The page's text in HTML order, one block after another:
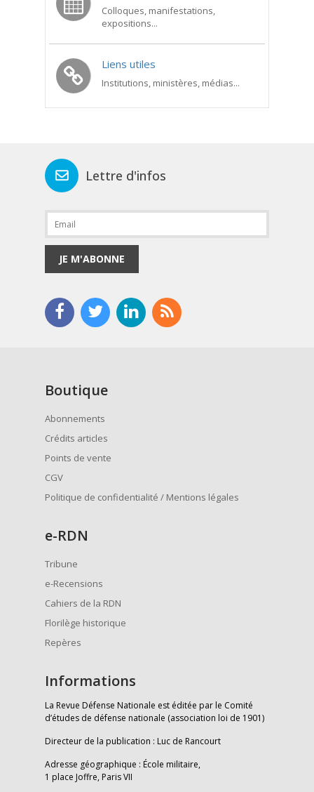
Colloques, manifestations,
expositions...
Liens utiles
Institutions, ministères, médias...
Lettre d'infos
JE M'ABONNE
Boutique
Abonnements
Crédits articles
Points de vente
CGV
Politique de confidentialité / Mentions légales
e-RDN
Tribune
e-Recensions
Cahiers de la RDN
Florilège historique
Repères
Informations
La Revue Défense Nationale est éditée par le Comité
d’études de défense nationale (association loi de 1901)
Directeur de la publication : Luc de Rancourt
Adresse géographique : École militaire,
1 place Joffre, Paris VII